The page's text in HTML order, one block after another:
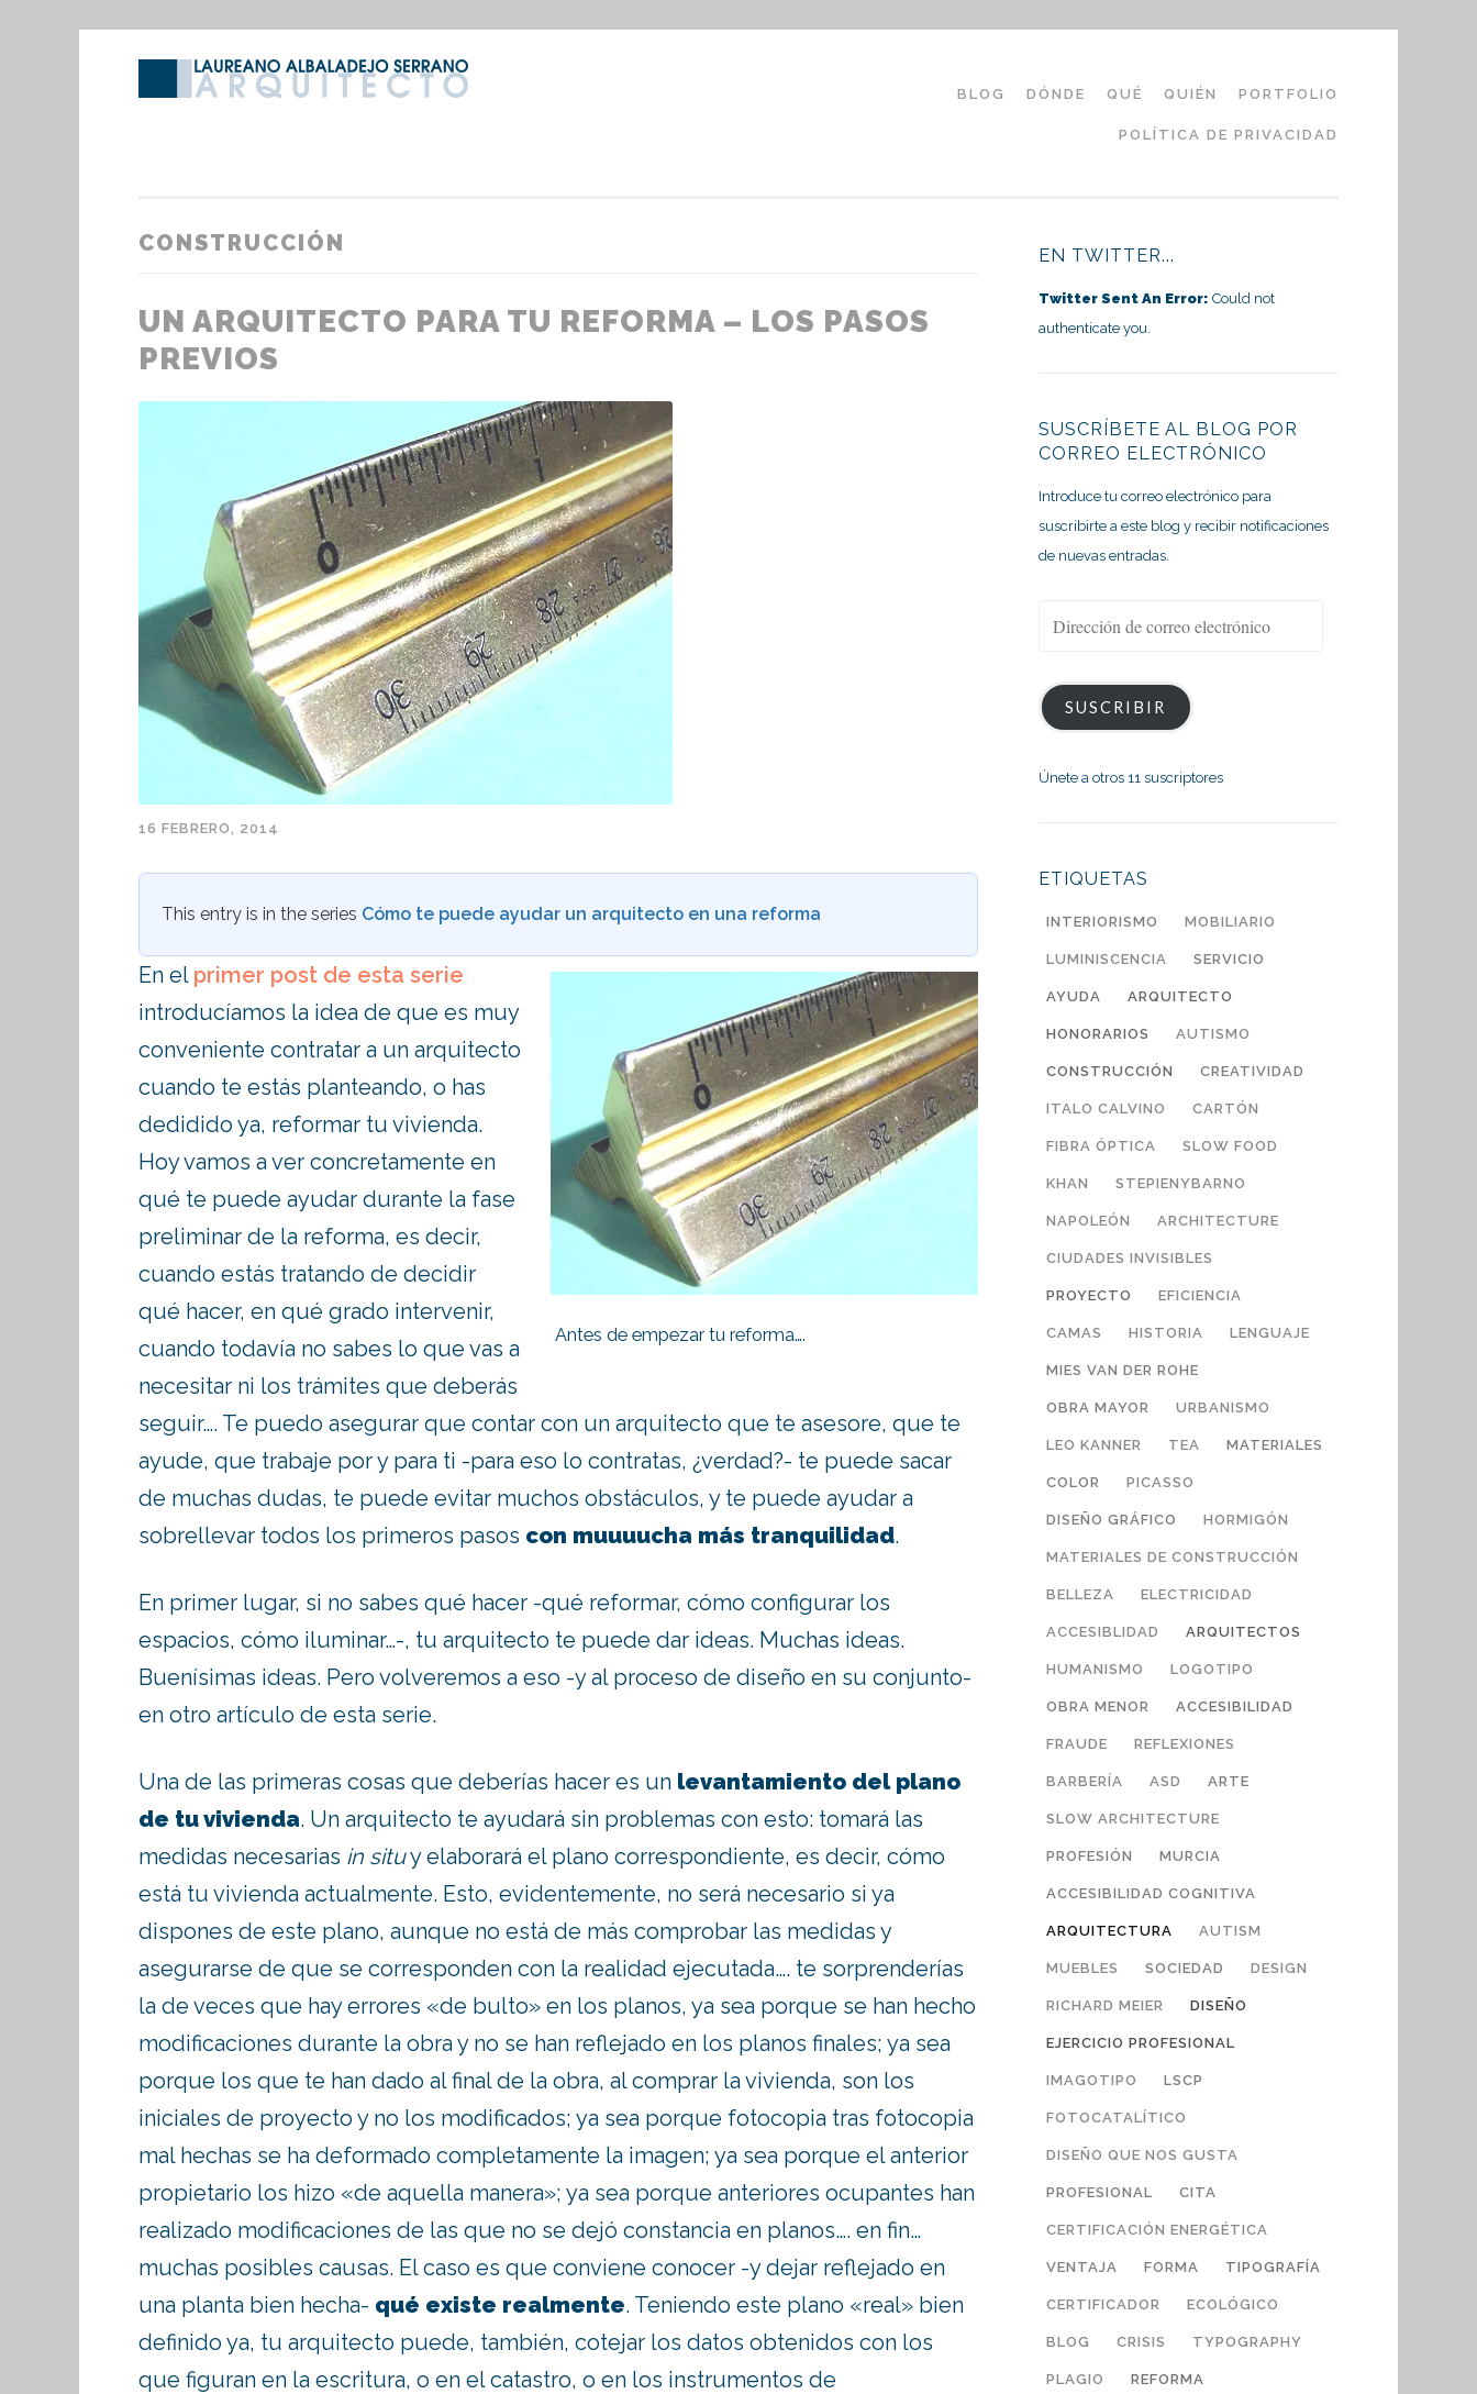
al
BLOG DÓNDE QUÉ QUIÉN PORTFOLIO
POLÍTICA DE PRIVACIDAD
CONSTRUCCIÓN
UN ARQUITECTO PARA TU REFORMA – LOS PASOS
PREVIOS
16 FEBRERO, 2014
This entry is in the series Cómo te puede ayudar un arquitecto en una reforma
Antes de empezar tu reforma….
En el primer post de esta serie
introducíamos la idea de que es muy
conveniente contratar a un arquitecto
cuando te estás planteando, o has
dedidido ya, reformar tu vivienda.
Hoy vamos a ver concretamente en
qué te puede ayudar durante la fase
preliminar de la reforma, es decir,
cuando estás tratando de decidir
qué hacer, en qué grado intervenir,
cuando todavía no sabes lo que vas a
necesitar ni los trámites que deberás
seguir…. Te puedo asegurar que contar con un arquitecto que te asesore, que te
ayude, que trabaje por y para ti -para eso lo contratas, ¿verdad?- te puede sacar
de muchas dudas, te puede evitar muchos obstáculos, y te puede ayudar a
sobrellevar todos los primeros pasos con muuuucha más tranquilidad.
En primer lugar, si no sabes qué hacer -qué reformar, cómo configurar los
espacios, cómo iluminar…-, tu arquitecto te puede dar ideas. Muchas ideas.
Buenísimas ideas. Pero volveremos a eso -y al proceso de diseño en su conjunto-
en otro artículo de esta serie.
Una de las primeras cosas que deberías hacer es un levantamiento del plano
de tu vivienda. Un arquitecto te ayudará sin problemas con esto: tomará las
medidas necesarias in situy elaborará el plano correspondiente, es decir, cómo
está tu vivienda actualmente. Esto, evidentemente, no será necesario si ya
dispones de este plano, aunque no está de más comprobar las medidas y
asegurarse de que se corresponden con la realidad ejecutada…. te sorprenderías
la de veces que hay errores «de bulto» en los planos, ya sea porque se han hecho
modificaciones durante la obra y no se han reflejado en los planos finales; ya sea
porque los que te han dado al final de la obra, al comprar la vivienda, son los
iniciales de proyecto y no los modificados; ya sea porque fotocopia tras fotocopia
mal hechas se ha deformado completamente la imagen; ya sea porque el anterior
propietario los hizo «de aquella manera»; ya sea porque anteriores ocupantes han
realizado modificaciones de las que no se dejó constancia en planos…. en fin…
muchas posibles causas. El caso es que conviene conocer -y dejar reflejado en
una planta bien hecha- qué existe realmente. Teniendo este plano «real» bien
definido ya, tu arquitecto puede, también, cotejar los datos obtenidos con los
que figuran en la escritura, o en el catastro, o en los instrumentos de
EN TWITTER...
Twitter Sent An Error: Could not
authenticate you.
SUSCRÍBETE AL BLOG POR
CORREO ELECTRÓNICO
Introduce tu correo electrónico para
suscribirte a este blog y recibir notificaciones
de nuevas entradas.
electrónico
SUSCRIBIR
Únete a otros 11 suscriptores
ETIQUETAS
INTERIORISMO MOBILIARIO
LUMINISCENCIA SERVICIO
AYUDA ARQUITECTO
HONORARIOS AUTISMO
CONSTRUCCIÓN CREATIVIDAD
ITALO CALVINO CARTÓN
FIBRA ÓPTICA SLOW FOOD
KHAN STEPIENYBARNO
NAPOLEÓN ARCHITECTURE
CIUDADES INVISIBLES
PROYECTO EFICIENCIA
CAMAS HISTORIA LENGUAJE
MIES VAN DER ROHE
OBRA MAYOR URBANISMO
LEO KANNER TEA MATERIALES
COLOR PICASSO
DISEÑO GRÁFICO HORMIGÓN
MATERIALES DE CONSTRUCCIÓN
BELLEZA ELECTRICIDAD
ACCESIBLIDAD ARQUITECTOS
HUMANISMO LOGOTIPO
OBRA MENOR ACCESIBILIDAD
FRAUDE REFLEXIONES
BARBERÍA ASD ARTE
SLOW ARCHITECTURE
PROFESIÓN MURCIA
ACCESIBILIDAD COGNITIVA
ARQUITECTURA AUTISM
MUEBLES SOCIEDAD DESIGN
RICHARD MEIER DISEÑO
EJERCICIO PROFESIONAL
IMAGOTIPO LSCP
FOTOCATALÍTICO
DISEÑO QUE NOS GUSTA
PROFESIONAL CITA
CERTIFICACIÓN ENERGÉTICA
VENTAJA FORMA TIPOGRAFÍA
CERTIFICADOR ECOLÓGICO
BLOG CRISIS TYPOGRAPHY
PLAGIO REFORMA